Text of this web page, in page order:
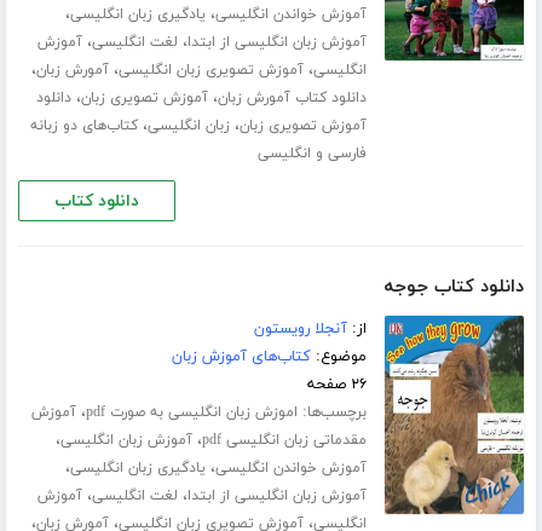
آموزش خواندن انگلیسی، یادگیری زبان انگلیسی،
آموزش زبان انگلیسی از ابتدا، لغت انگلیسی،آموزش
انگلیسی،آموزش تصویری زبان انگلیسی،آمورش زبان،
دانلود کتاب آمورش زبان،آموزش تصویری زبان،دانلود
آموزش تصویری زبان، زبان انگلیسی،کتاب‌های دو زبانه
فارسی و انگلیسی
دانلود کتاب
دانلود کتاب جوجه
از:آنجلا رویستون
موضوع:کتاب‌های آموزش زبان
۲۶ صفحه
برچسب‌ها: اموزش زبان انگلیسی به صورت pdf ،آموزش
مقدماتی زبان انگلیسی pdf
،آموزش زبان انگلیسی،
آموزش خواندن انگلیسی، یادگیری زبان انگلیسی،
آموزش زبان انگلیسی از ابتدا، لغت انگلیسی،آموزش
انگلیسی،آموزش تصویری زبان انگلیسی،آمورش زبان،